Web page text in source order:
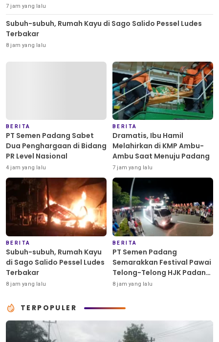
7 jam yang lalu
Subuh-subuh, Rumah Kayu di Sago Salido Pessel Ludes
Terbakar
8 jam yang lalu
BERITA
PT Semen Padang Sabet
Dua Penghargaan di Bidang
PR Level Nasional
4 jam yang lalu
BERITA
Dramatis, Ibu Hamil
Melahirkan di KMP Ambu-
Ambu Saat Menuju Padang
7 jam yang lalu
BERITA
Subuh-subuh, Rumah Kayu
di Sago Salido Pessel Ludes
Terbakar
8 jam yang lalu
BERITA
PT Semen Padang
Semarakkan Festival Pawai
Telong-Telong HJK Padang
ke-357
8 jam yang lalu
TERPOPULER